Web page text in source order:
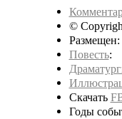
©
Размещен:
Повесть:
Скачать
Годы